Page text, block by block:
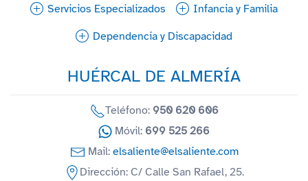
Servicios Especializados Infancia y Familia
Dependencia y Discapacidad
HUÉRCAL DE ALMERÍA
Teléfono: 950 620 606
Móvil: 699 525 266
Mail: elsaliente@elsaliente.com
Dirección: C/ Calle San Rafael, 25.